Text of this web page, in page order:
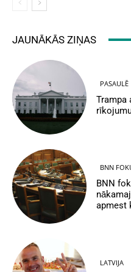
JAUNĀKĀS ZIŅAS
PASAULĒ
Trampa
BNN
BNN
apmest
LATVIJA